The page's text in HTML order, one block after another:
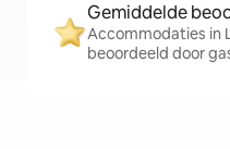
Gemiddelde
Accommodaties in
beoordeeld door